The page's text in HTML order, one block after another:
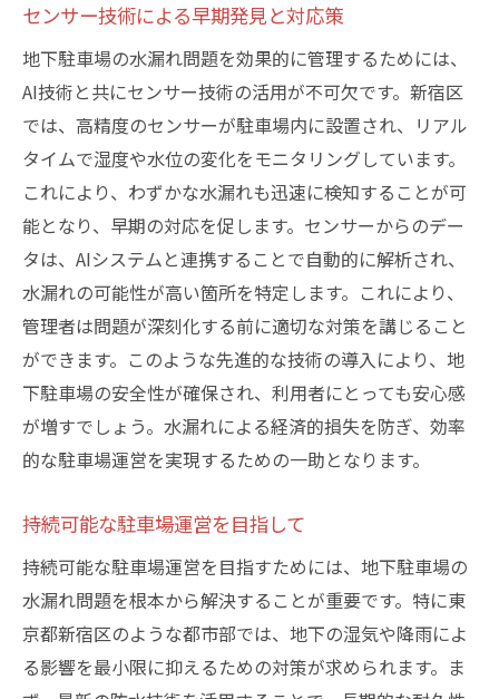
センサー技術による早期発見と対応策
地下駐車場の水漏れ問題を効果的に管理するためには、
AI技術と共にセンサー技術の活用が不可欠です。新宿区
では、高精度のセンサーが駐車場内に設置され、リアル
タイムで湿度や水位の変化をモニタリングしています。
これにより、わずかな水漏れも迅速に検知することが可
能となり、早期の対応を促します。センサーからのデー
タは、AIシステムと連携することで自動的に解析され、
水漏れの可能性が高い箇所を特定します。これにより、
管理者は問題が深刻化する前に適切な対策を講じること
ができます。このような先進的な技術の導入により、地
下駐車場の安全性が確保され、利用者にとっても安心感
が増すでしょう。水漏れによる経済的損失を防ぎ、効率
的な駐車場運営を実現するための一助となります。
持続可能な駐車場運営を目指して
持続可能な駐車場運営を目指すためには、地下駐車場の
水漏れ問題を根本から解決することが重要です。特に東
京都新宿区のような都市部では、地下の湿気や降雨によ
る影響を最小限に抑えるための対策が求められます。ま